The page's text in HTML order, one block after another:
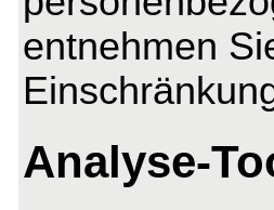
entnehmen
Analyse-